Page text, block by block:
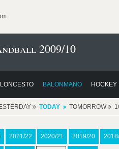
2009/10
BALONMANO HOCKEY
TODAY TOMORROW
2021/22 2020/21 2019/20